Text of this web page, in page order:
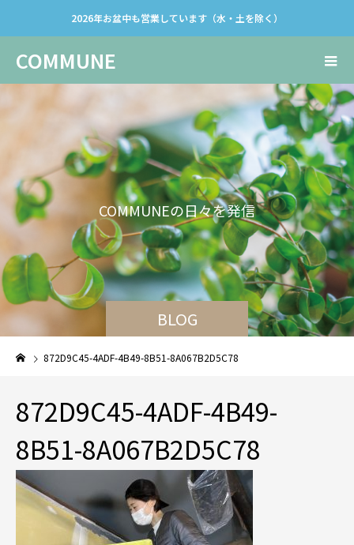
2026年お盆中も営業しています（水・土を除く）
COMMUNE
BLOG
OMMUNEの日々を発信して
872D9C45-4ADF-4B49-8B51-8A067B2D5C78
872D9C45-4ADF-4B49-
8B51-8A067B2D5C78